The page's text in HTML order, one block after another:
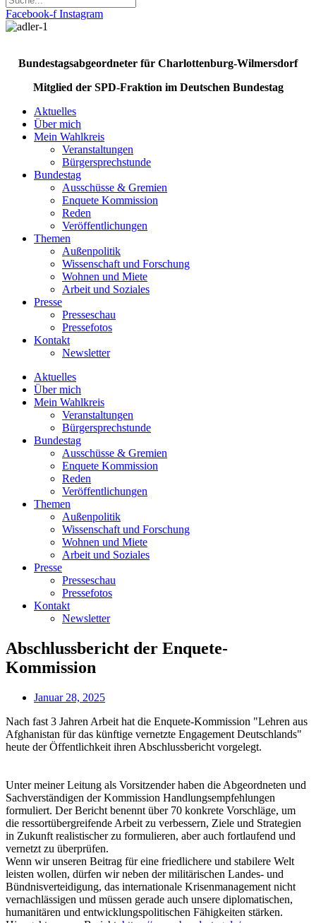
Facebook-f Instagram
Bundestagsabgeordneter für Charlottenburg-Wilmersdorf
Mitglied der SPD-Fraktion im Deutschen Bundestag
Aktuelles
Über mich
Mein Wahlkreis
Veranstaltungen
Bürgersprechstunde
Bundestag
Ausschüsse & Gremien
Enquete Kommission
Reden
Veröffentlichungen
Themen
Außenpolitik
Wissenschaft und Forschung
Wohnen und Miete
Arbeit und Soziales
Presse
Presseschau
Pressefotos
Kontakt
Newsletter
Aktuelles
Über mich
Mein Wahlkreis
Veranstaltungen
Bürgersprechstunde
Bundestag
Ausschüsse & Gremien
Enquete Kommission
Reden
Veröffentlichungen
Themen
Außenpolitik
Wissenschaft und Forschung
Wohnen und Miete
Arbeit und Soziales
Presse
Presseschau
Pressefotos
Kontakt
Newsletter
Abschlussbericht der Enquete-
Kommission
Januar 28, 2025
Nach fast 3 Jahren Arbeit hat die Enquete-Kommission "Lehren aus
Afghanistan für das künftige vernetzte Engagement Deutschlands"
heute der Öffentlichkeit ihren Abschlussbericht vorgelegt.
Unter meiner Leitung als Vorsitzender haben die Abgeordneten und
Sachverständigen der Kommission Handlungsempfehlungen
formuliert. Der Bericht benennt über 70 konkrete Vorschläge, um
die ressortübergreifende Arbeit zu verbessern, Ziele und Strategien
in Zukunft realistischer zu formulieren, aber auch fortlaufend und
vernetzt zu überprüfen.
Wenn wir unseren Beitrag für eine friedlichere und stabilere Welt
leisten wollen, dürfen wir neben der militärischen Landes- und
Bündnisverteidigung, das internationale Krisenmanagement nicht
vernachlässigen und müssen gerade auch unsere diplomatischen,
humanitären und entwicklungspolitischen Fähigkeiten stärken.